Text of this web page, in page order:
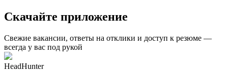
Скачайте приложение
Свежие вакансии, ответы на отклики и доступ к резюме —
всегда у вас под рукой
HeadHunter